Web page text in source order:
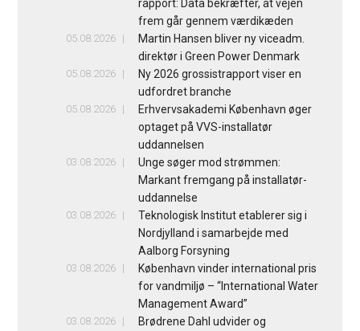
rapport: Data bekræfter, at vejen
frem går gennem værdikæden
05.08.2026
Martin Hansen bliver ny viceadm.
direktør i Green Power Denmark
05.08.2026
Ny 2026 grossistrapport viser en
udfordret branche
05.08.2026
Erhvervsakademi København øger
optaget på VVS-installatør
uddannelsen
03.08.2026
Unge søger mod strømmen:
Markant fremgang på installatør-
uddannelse
03.08.2026
Teknologisk Institut etablerer sig i
Nordjylland i samarbejde med
Aalborg Forsyning
03.08.2026
København vinder international pris
for vandmiljø – “International Water
Management Award”
03.08.2026
Brødrene Dahl udvider og